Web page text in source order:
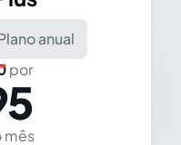
anual
por
mês